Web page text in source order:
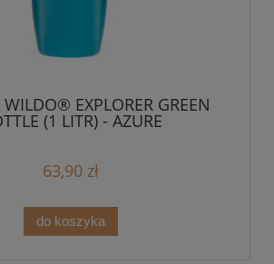
WILDO® EXPLORER GREEN
(1 LITR) - AZURE
63,90 zł
do koszyka